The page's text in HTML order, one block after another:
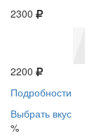
2300
2200
Подробности
Выбрать вкус
%